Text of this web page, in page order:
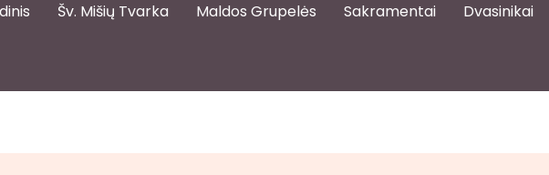
Šv. Mišių Tvarka Maldos Grupelės Sakramentai Dvasinikai